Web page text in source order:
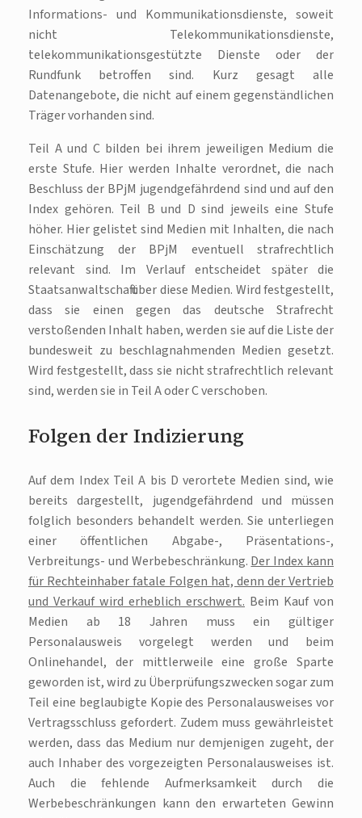
Informations- und Kommunikationsdienste, soweit
nicht Telekommunikationsdienste,
telekommunikationsgestützte Dienste oder der
Rundfunk betroffen sind. Kurz gesagt alle
Datenangebote, die nicht auf einem gegenständlichen
Träger vorhanden sind.
Teil A und C bilden bei ihrem jeweiligen Medium die
erste Stufe. Hier werden Inhalte verordnet, die nach
Beschluss der BPjM jugendgefährdend sind und auf den
Index gehören. Teil B und D sind jeweils eine Stufe
höher. Hier gelistet sind Medien mit Inhalten, die nach
Einschätzung der BPjM eventuell strafrechtlich
relevant sind. Im Verlauf entscheidet später die
Staatsanwaltschaft über diese Medien. Wird festgestellt,
dass sie einen gegen das deutsche Strafrecht
verstoßenden Inhalt haben, werden sie auf die Liste der
bundesweit zu beschlagnahmenden Medien gesetzt.
Wird festgestellt, dass sie nicht strafrechtlich relevant
sind, werden sie in Teil A oder C verschoben.
Folgen der Indizierung
Auf dem Index Teil A bis D verortete Medien sind, wie
bereits dargestellt, jugendgefährdend und müssen
folglich besonders behandelt werden. Sie unterliegen
einer öffentlichen Abgabe-, Präsentations-,
Verbreitungs- und Werbebeschränkung. Der Index kann
für Rechteinhaber fatale Folgen hat, denn der Vertrieb
und Verkauf wird erheblich erschwert. Beim Kauf von
Medien ab 18 Jahren muss ein gültiger
Personalausweis vorgelegt werden und beim
Onlinehandel, der mittlerweile eine große Sparte
geworden ist, wird zu Überprüfungszwecken sogar zum
Teil eine beglaubigte Kopie des Personalausweises vor
Vertragsschluss gefordert. Zudem muss gewährleistet
werden, dass das Medium nur demjenigen zugeht, der
auch Inhaber des vorgezeigten Personalausweises ist.
Auch die fehlende Aufmerksamkeit durch die
Werbebeschränkungen kann den erwarteten Gewinn